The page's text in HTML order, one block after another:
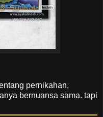
pernikahan,
bernuansa sama. tapi